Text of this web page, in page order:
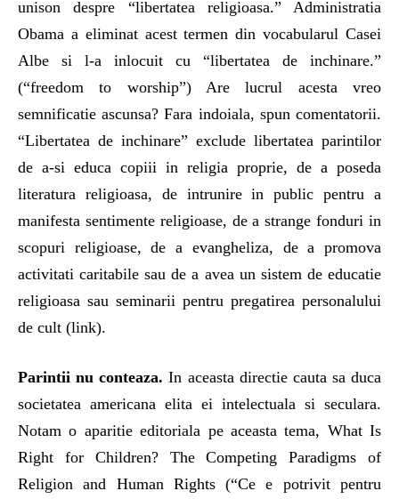
unison despre “libertatea religioasa.” Administratia
Obama a eliminat acest termen din vocabularul Casei
Albe si l-a inlocuit cu “libertatea de inchinare.”
(“freedom to worship”) Are lucrul acesta vreo
semnificatie ascunsa? Fara indoiala, spun comentatorii.
“Libertatea de inchinare” exclude libertatea parintilor
de a-si educa copiii in religia proprie, de a poseda
literatura religioasa, de intrunire in public pentru a
manifesta sentimente religioase, de a strange fonduri in
scopuri religioase, de a evangheliza, de a promova
activitati caritabile sau de a avea un sistem de educatie
religioasa sau seminarii pentru pregatirea personalului
de cult (link).
Parintii nu conteaza. In aceasta directie cauta sa duca
societatea americana elita ei intelectuala si seculara.
Notam o aparitie editoriala pe aceasta tema, What Is
Right for Children? The Competing Paradigms of
Religion and Human Rights (“Ce e potrivit pentru